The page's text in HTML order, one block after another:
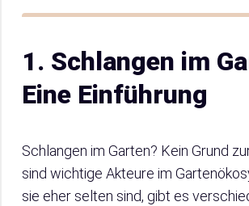
1. Schlangen im
Eine Einführung
Schlangen im Garten? Kein Grund
sind wichtige Akteure im
sie eher selten sind, gibt es